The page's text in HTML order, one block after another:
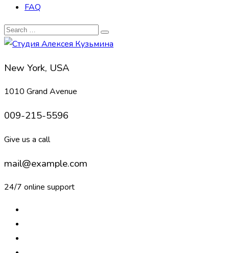
FAQ
New York, USA
1010 Grand Avenue
009-215-5596
Give us a call
mail@example.com
24/7 online support